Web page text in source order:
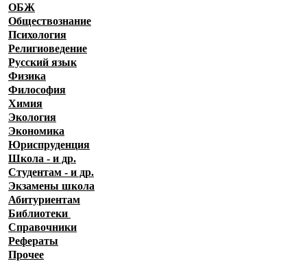
ОБЖ
Обществознание
Психология
Религиоведение
Русский язык
Физика
Философия
Химия
Экология
Экономика
Юриспруденция
Школа - и др.
Студентам - и др.
Экзамены школа
Абитуриентам
Библиотеки
Справочники
Рефераты
Прочее